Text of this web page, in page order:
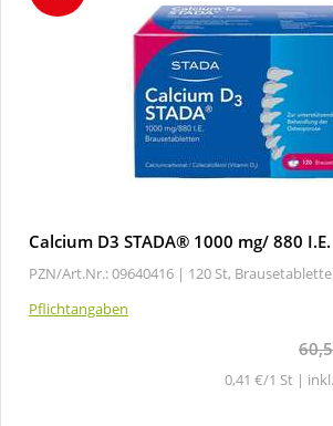
Calcium D3 STADA® 1000 mg/ 880
PZN/Art.Nr.: 09640416 | 120 St,
Pflichtangaben
0,41 €/1 St |